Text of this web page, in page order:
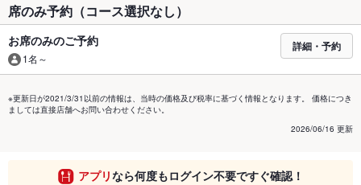
席のみ予約（コース選択なし）
お席のみのご予約
1名～
詳細・予約
※更新日が2021/3/31以前の情報は、当時の価格及び税率に基づく情報となります。 価格につき
ましては直接店舗へお問い合わせください。
2026/06/16 更新
アプリなら何度もログイン不要ですぐ確認！